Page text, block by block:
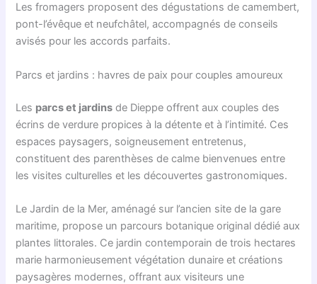
Les fromagers proposent des dégustations de camembert,
pont-l’évêque et neufchâtel, accompagnés de conseils
avisés pour les accords parfaits.
Parcs et jardins : havres de paix pour couples amoureux
Les parcs et jardins de Dieppe offrent aux couples des
écrins de verdure propices à la détente et à l’intimité. Ces
espaces paysagers, soigneusement entretenus,
constituent des parenthèses de calme bienvenues entre
les visites culturelles et les découvertes gastronomiques.
Le Jardin de la Mer, aménagé sur l’ancien site de la gare
maritime, propose un parcours botanique original dédié aux
plantes littorales. Ce jardin contemporain de trois hectares
marie harmonieusement végétation dunaire et créations
paysagères modernes, offrant aux visiteurs une